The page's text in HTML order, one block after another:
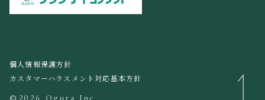
©2026 Ogura Inc.
個人情報保護方針
カスタマーハラスメント対応基本方針